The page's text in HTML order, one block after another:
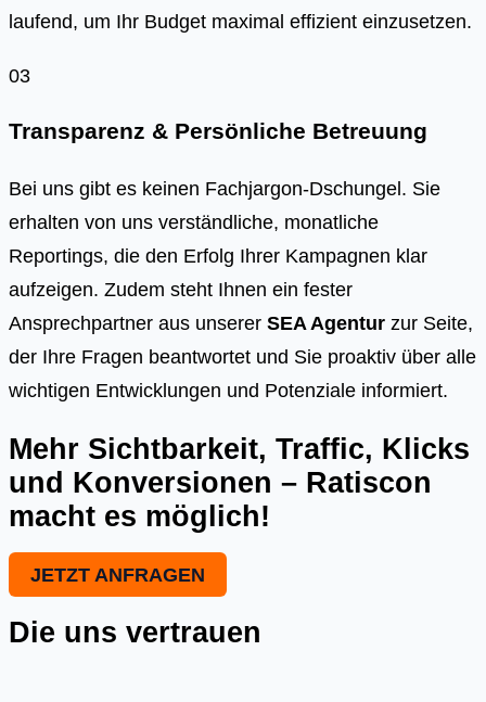
laufend, um Ihr Budget maximal effizient einzusetzen.
03
Transparenz & Persönliche Betreuung
Bei uns gibt es keinen Fachjargon-Dschungel. Sie
erhalten von uns verständliche, monatliche
Reportings, die den Erfolg Ihrer Kampagnen klar
aufzeigen. Zudem steht Ihnen ein fester
Ansprechpartner aus unserer SEA Agentur zur Seite,
der Ihre Fragen beantwortet und Sie proaktiv über alle
wichtigen Entwicklungen und Potenziale informiert.
Mehr Sichtbarkeit, Traffic, Klicks
und Konversionen – Ratiscon
macht es möglich!
JETZT ANFRAGEN
Die uns vertrauen